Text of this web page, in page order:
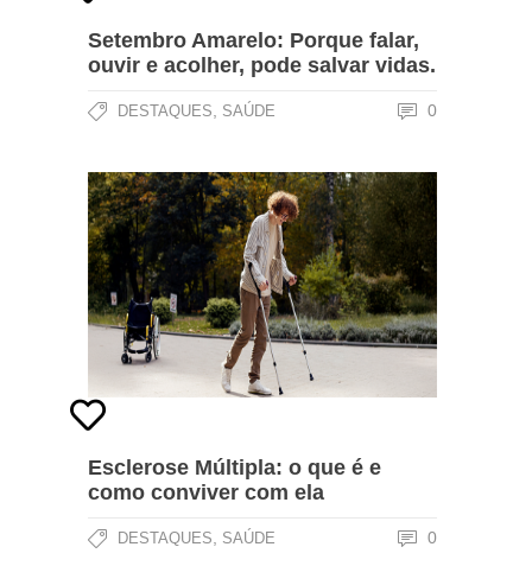
Setembro Amarelo: Porque falar,
ouvir e acolher, pode salvar vidas.
DESTAQUES SAÚDE 0
Esclerose Múltipla: o que é e
como conviver com ela
DESTAQUES SAÚDE 0